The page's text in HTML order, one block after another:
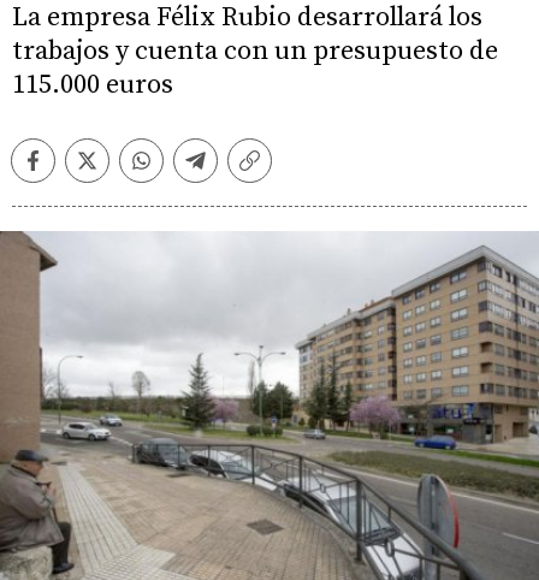
La empresa Félix Rubio desarrollará los
trabajos y cuenta con un presupuesto de
115.000 euros
FacebookTwitterWhatsappTelegramCopiar